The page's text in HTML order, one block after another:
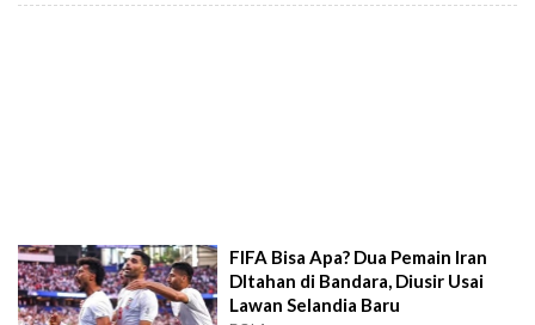
FIFA Bisa Apa? Dua Pemain Iran
DItahan di Bandara, Diusir Usai
Lawan Selandia Baru